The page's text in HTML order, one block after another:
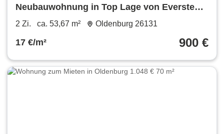
Neubauwohnung in Top Lage von Eversten -
Erstbezug
2 Zi. ca. 53,67 m² Oldenburg 26131
17 €/m² 900 €